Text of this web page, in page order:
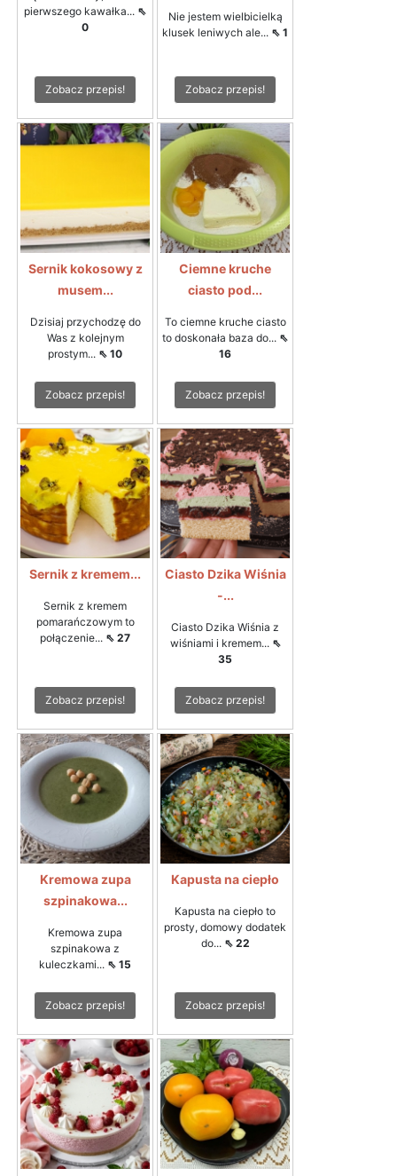
pierwszego kawałka... ⇖
0
Zobacz przepis!
Nie jestem wielbicielką
klusek leniwych ale... ⇖ 1
Zobacz przepis!
Sernik kokosowy z
musem...
Dzisiaj przychodzę do
Was z kolejnym
prostym... ⇖ 10
Zobacz przepis!
Ciemne kruche
ciasto pod...
To ciemne kruche ciasto
to doskonała baza do... ⇖
16
Zobacz przepis!
Sernik z kremem...
Sernik z kremem
pomarańczowym to
połączenie... ⇖ 27
Zobacz przepis!
Ciasto Dzika Wiśnia
-...
Ciasto Dzika Wiśnia z
wiśniami i kremem... ⇖
35
Zobacz przepis!
Kremowa zupa
szpinakowa...
Kremowa zupa
szpinakowa z
kuleczkami... ⇖ 15
Zobacz przepis!
Kapusta na ciepło
Kapusta na ciepło to
prosty, domowy dodatek
do... ⇖ 22
Zobacz przepis!